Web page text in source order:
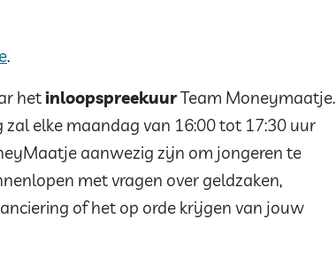
.
hetinloopspreekuurTeam Moneymaatje.
elke maandag van 16:00 tot 17:30 uur
aanwezig zijn om jongeren te
met vragen over geldzaken,
of het op orde krijgen van jouw